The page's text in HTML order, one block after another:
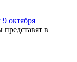
октября
представят в